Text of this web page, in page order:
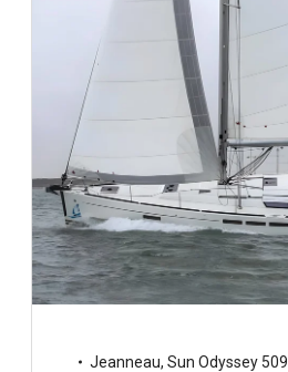
Jeanneau, Sun Odyssey 509